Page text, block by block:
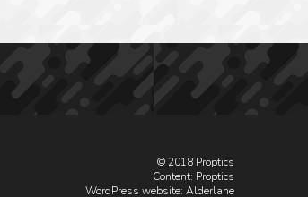
© 2018 Proptics
Content: Proptics
WordPress website: Alderlane